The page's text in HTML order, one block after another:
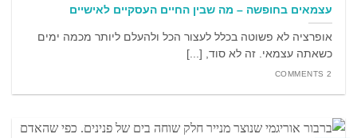
עצמאים בחופשה – מה שבין החיים העסקיים לאישיים
אופרציה לא פשוטה בכלל לעצור הכל ולהעלם ליותר מכמה ימים
כשאתה עצמאי. זה לא סוד, [...]
2 COMMENTS